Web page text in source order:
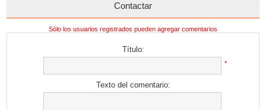
Contactar
Sólo los usuarios registrados pueden agregar comentarios
Título:
*
Texto del comentario: